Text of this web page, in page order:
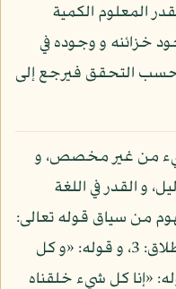
المعلوم الكمية
خزائنه و وجوده في
التحقق فيرجع إلى
من غير مخصص، و
و القدر في اللغة
من سياق قوله تعالى:
«قد جعل الله لكل شيء قدرا»: الطلاق: 3، و قوله: «و كل
الرعد: 8، و قوله: «إنا كل شيء خلقناه